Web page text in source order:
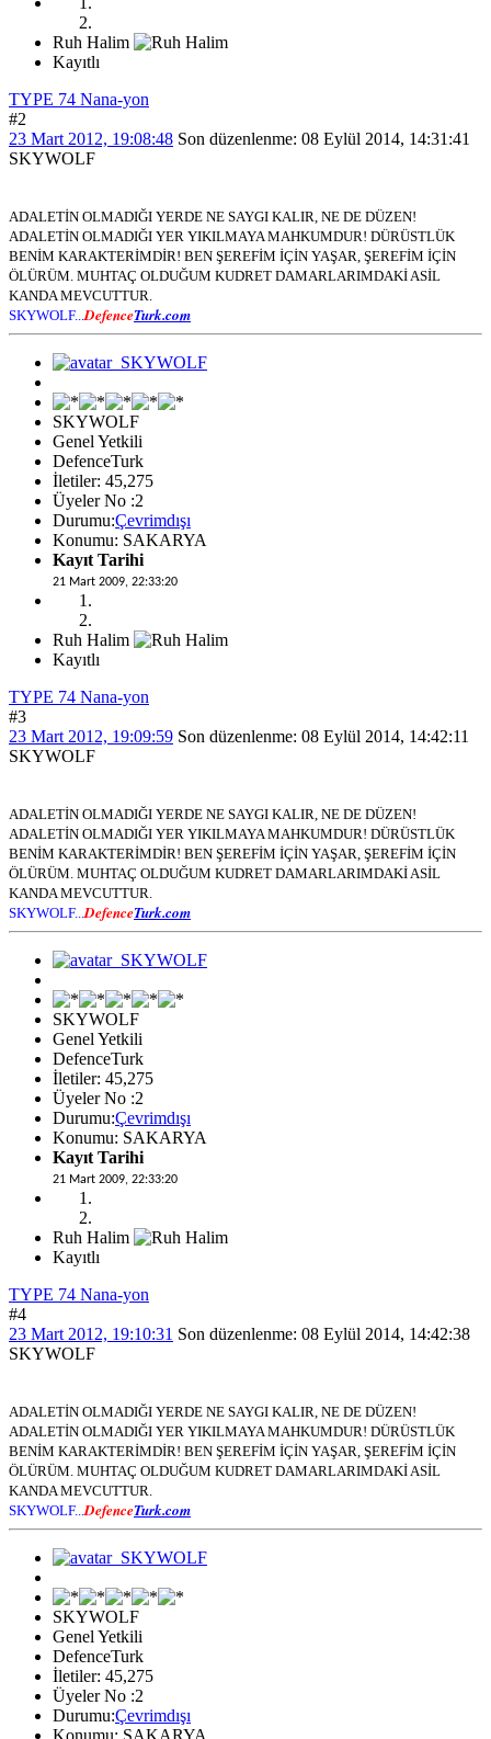
Ruh Halim
Kayıtlı
TYPE 74 Nana-yon
#2
23 Mart 2012, 19:08:48 Son düzenlenme: 08 Eylül 2014, 14:31:41
SKYWOLF
ADALETİN OLMADIĞI YERDE NE SAYGI KALIR, NE DE DÜZEN!
ADALETİN OLMADIĞI YER YIKILMAYA MAHKUMDUR! DÜRÜSTLÜK
BENİM KARAKTERİMDİR! BEN ŞEREFİM İÇİN YAŞAR, ŞEREFİM İÇİN
ÖLÜRÜM. MUHTAÇ OLDUĞUM KUDRET DAMARLARIMDAKİ ASİL
KANDA MEVCUTTUR.
SKYWOLF... DefenceTurk.com
SKYWOLF
Genel Yetkili
DefenceTurk
İletiler: 45,275
Üyeler No :2
Durumu:Çevrimdışı
Konumu: SAKARYA
Kayıt Tarihi
21 Mart 2009, 22:33:20
Ruh Halim
Kayıtlı
TYPE 74 Nana-yon
#3
23 Mart 2012, 19:09:59 Son düzenlenme: 08 Eylül 2014, 14:42:11
SKYWOLF
ADALETİN OLMADIĞI YERDE NE SAYGI KALIR, NE DE DÜZEN!
ADALETİN OLMADIĞI YER YIKILMAYA MAHKUMDUR! DÜRÜSTLÜK
BENİM KARAKTERİMDİR! BEN ŞEREFİM İÇİN YAŞAR, ŞEREFİM İÇİN
ÖLÜRÜM. MUHTAÇ OLDUĞUM KUDRET DAMARLARIMDAKİ ASİL
KANDA MEVCUTTUR.
SKYWOLF... DefenceTurk.com
SKYWOLF
Genel Yetkili
DefenceTurk
İletiler: 45,275
Üyeler No :2
Durumu:Çevrimdışı
Konumu: SAKARYA
Kayıt Tarihi
21 Mart 2009, 22:33:20
Ruh Halim
Kayıtlı
TYPE 74 Nana-yon
#4
23 Mart 2012, 19:10:31 Son düzenlenme: 08 Eylül 2014, 14:42:38
SKYWOLF
ADALETİN OLMADIĞI YERDE NE SAYGI KALIR, NE DE DÜZEN!
ADALETİN OLMADIĞI YER YIKILMAYA MAHKUMDUR! DÜRÜSTLÜK
BENİM KARAKTERİMDİR! BEN ŞEREFİM İÇİN YAŞAR, ŞEREFİM İÇİN
ÖLÜRÜM. MUHTAÇ OLDUĞUM KUDRET DAMARLARIMDAKİ ASİL
KANDA MEVCUTTUR.
SKYWOLF... DefenceTurk.com
SKYWOLF
Genel Yetkili
DefenceTurk
İletiler: 45,275
Üyeler No :2
Durumu:Çevrimdışı
Konumu: SAKARYA